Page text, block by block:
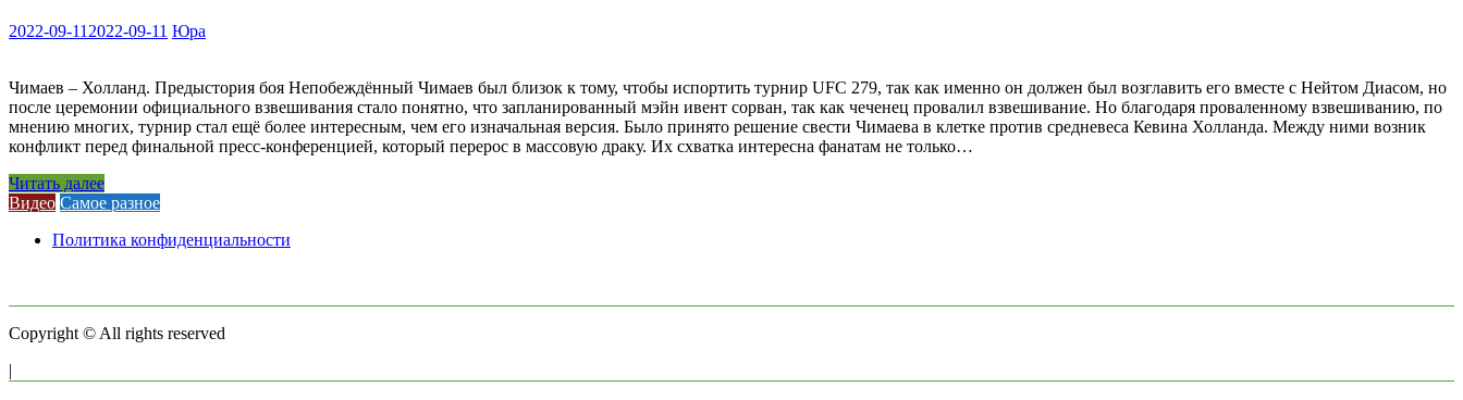
2022-09-11 2022-09-11 Юра
Чимаев – Холланд. Предыстория боя Непобеждённый Чимаев был близок к тому, чтобы испортить турнир UFC 279, так как именно он должен был возглавить его вместе с Нейтом Диасом, но
после церемонии официального взвешивания стало понятно, что запланированный мэйн ивент сорван, так как чеченец провалил взвешивание. Но благодаря проваленному взвешиванию, по
мнению многих, турнир стал ещё более интересным, чем его изначальная версия. Было принято решение свести Чимаева в клетке против средневеса Кевина Холланда. Между ними возник
конфликт перед финальной пресс-конференцией, который перерос в массовую драку. Их схватка интересна фанатам не только…
Читать далее
Видео Самое разное
Политика конфиденциальности
Copyright © All rights reserved
|